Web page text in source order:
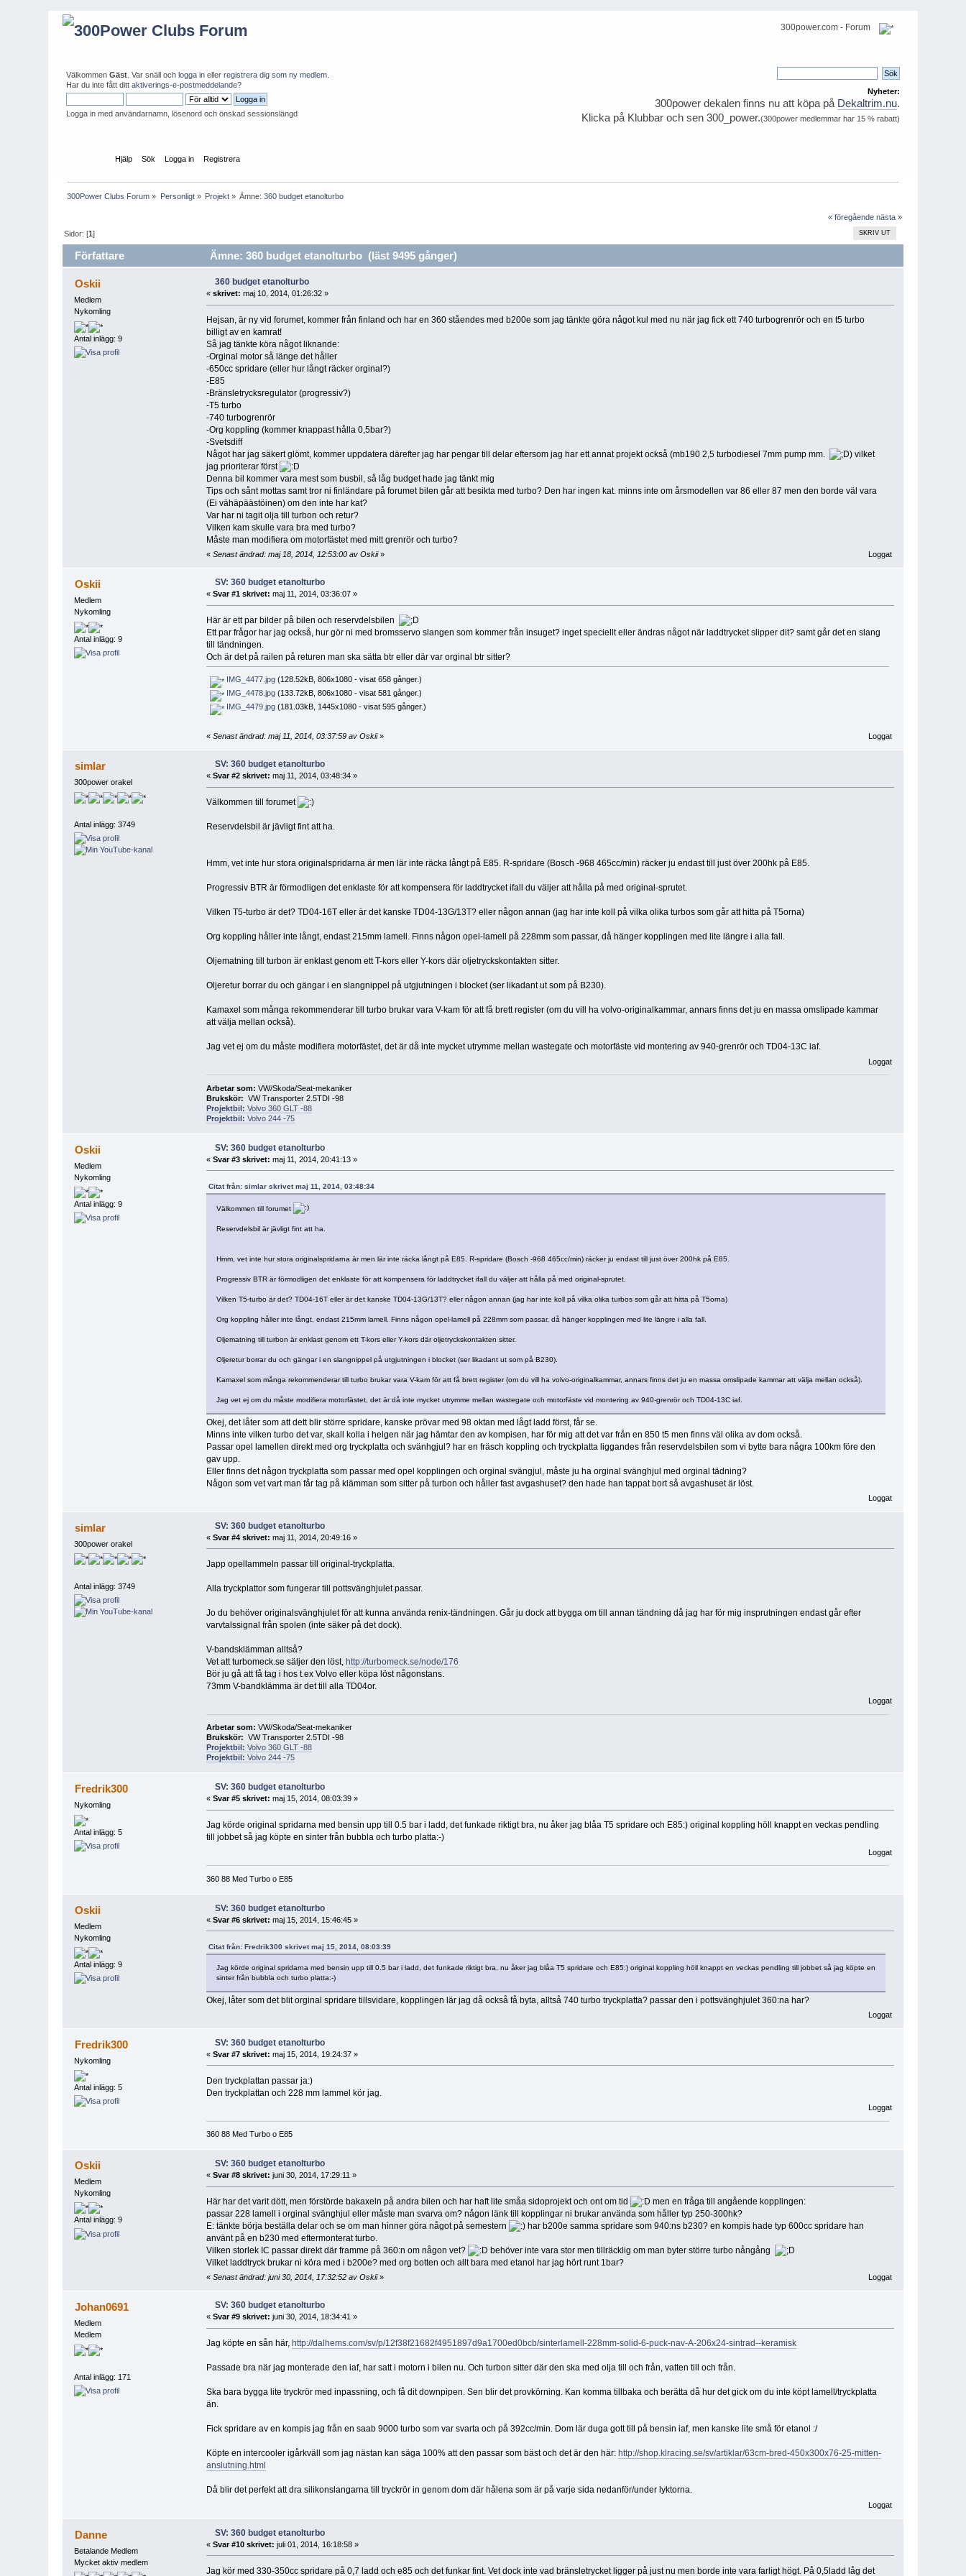
300power.com - Forum
VälkommenGäst . Var snäll ochlogga in ellerregistrera dig som ny medlem
Har du inte fått dittaktiverings-e-postmeddelande?
Logga in med användarnamn, lösenord och önskad sessionslängd
Nyheter:
300power dekalen finns nu att köpa på Dekaltrim.nu.
Klicka på Klubbar och sen 300_power.(300power medlemmar har 15 % rabatt)
Hjälp Sök Logga in Registrera
300Power Clubs Forum » Personligt» Projekt » Ämne:360 budget etanolturbo
« föregående nästa »
SKRIV UT
Sidor: [1]
Författare Ämne: 360 budget etanolturbo (läst 9495 gånger)
Oskii
Medlem
Nykomling
Antal inlägg: 9
360 budget etanolturbo
« skrivet: maj 10, 2014, 01:26:32 »
Hejsan, är ny vid forumet, kommer från finland och har en 360 ståendes med b200e som jag tänkte göra något kul med nu när jag fick ett 740 turbogrenrör och en t5 turbo
billigt av en kamrat!
Så jag tänkte köra något liknande:
-Orginal motor så länge det håller
-650cc spridare (eller hur långt räcker orginal?)
-E85
-Bränsletrycksregulator (progressiv?)
-T5 turbo
-740 turbogrenrör
-Org koppling (kommer knappast hålla 0,5bar?)
-Svetsdiff
Något har jag säkert glömt, kommer uppdatera därefter jag har pengar till delar eftersom jag har ett annat projekt också (mb190 2,5 turbodiesel 7mm pump mm.
) vilket
jag prioriterar först
Denna bil kommer vara mest som busbil, så låg budget hade jag tänkt mig
Tips och sånt mottas samt tror ni finländare på forumet bilen går att besikta med turbo? Den har ingen kat. minns inte om årsmodellen var 86 eller 87 men den borde väl vara
(Ei vähäpäästöinen) om den inte har kat?
Var har ni tagit olja till turbon och retur?
Vilken kam skulle vara bra med turbo?
Måste man modifiera om motorfästet med mitt grenrör och turbo?
« Senast ändrad: maj 18, 2014, 12:53:00 av Oskii» Loggat
Oskii
Medlem
Nykomling
Antal inlägg: 9
SV: 360 budget etanolturbo
« Svar #1 skrivet: maj 11, 2014, 03:36:07 »
Här är ett par bilder på bilen och reservdelsbilen
Ett par frågor har jag också, hur gör ni med bromsservo slangen som kommer från insuget? inget speciellt eller ändras något när laddtrycket slipper dit? samt går det en slang
till tändningen.
Och är det på railen på returen man ska sätta btr eller där var orginal btr sitter?
IMG_4477.jpg (128.52kB, 806x1080 - visat 658 gånger.)
IMG_4478.jpg (133.72kB, 806x1080 - visat 581 gånger.)
IMG_4479.jpg (181.03kB, 1445x1080 - visat 595 gånger.)
« Senast ändrad: maj 11, 2014, 03:37:59 av Oskii» Loggat
simlar
300power orakel
Antal inlägg: 3749
SV: 360 budget etanolturbo
« Svar #2 skrivet: maj 11, 2014, 03:48:34 »
Välkommen till forumet
Reservdelsbil är jävligt fint att ha.
Hmm, vet inte hur stora originalspridarna är men lär inte räcka långt på E85. R-spridare (Bosch -968 465cc/min) räcker ju endast till just över 200hk på E85.
Progressiv BTR är förmodligen det enklaste för att kompensera för laddtrycket ifall du väljer att hålla på med original-sprutet.
Vilken T5-turbo är det? TD04-16T eller är det kanske TD04-13G/13T? eller någon annan (jag har inte koll på vilka olika turbos som går att hitta på T5orna)
Org koppling håller inte långt, endast 215mm lamell. Finns någon opel-lamell på 228mm som passar, då hänger kopplingen med lite längre i alla fall.
Oljematning till turbon är enklast genom ett T-kors eller Y-kors där oljetryckskontakten sitter.
Oljeretur borrar du och gängar i en slangnippel på utgjutningen i blocket (ser likadant ut som på B230).
Kamaxel som många rekommenderar till turbo brukar vara V-kam för att få brett register (om du vill ha volvo-originalkammar, annars finns det ju en massa omslipade kammar
att välja mellan också).
Jag vet ej om du måste modifiera motorfästet, det är då inte mycket utrymme mellan wastegate och motorfäste vid montering av 940-grenrör och TD04-13C iaf.
Loggat
Arbetar som: VW/Skoda/Seat-mekaniker
Brukskör: VW Transporter 2.5TDI -98
Projektbil: Volvo 360 GLT -88
Projektbil: Volvo 244 -75
Oskii
Medlem
Nykomling
Antal inlägg: 9
SV: 360 budget etanolturbo
« Svar #3 skrivet: maj 11, 2014, 20:41:13 »
Citat från: simlar skrivet maj 11, 2014, 03:48:34
Välkommen till forumet
Reservdelsbil är jävligt fint att ha.
Hmm, vet inte hur stora originalspridarna är men lär inte räcka långt på E85. R-spridare (Bosch -968 465cc/min) räcker ju endast till just över 200hk på E85.
Progressiv BTR är förmodligen det enklaste för att kompensera för laddtrycket ifall du väljer att hålla på med original-sprutet.
Vilken T5-turbo är det? TD04-16T eller är det kanske TD04-13G/13T? eller någon annan (jag har inte koll på vilka olika turbos som går att hitta på T5orna)
Org koppling håller inte långt, endast 215mm lamell. Finns någon opel-lamell på 228mm som passar, då hänger kopplingen med lite längre i alla fall.
Oljematning till turbon är enklast genom ett T-kors eller Y-kors där oljetryckskontakten sitter.
Oljeretur borrar du och gängar i en slangnippel på utgjutningen i blocket (ser likadant ut som på B230).
Kamaxel som många rekommenderar till turbo brukar vara V-kam för att få brett register (om du vill ha volvo-originalkammar, annars finns det ju en massa omslipade kammar att välja mellan också).
Jag vet ej om du måste modifiera motorfästet, det är då inte mycket utrymme mellan wastegate och motorfäste vid montering av 940-grenrör och TD04-13C iaf.
Okej, det låter som att dett blir större spridare, kanske prövar med 98 oktan med lågt ladd först, får se.
Minns inte vilken turbo det var, skall kolla i helgen när jag hämtar den av kompisen, har för mig att det var från en 850 t5 men finns väl olika av dom också.
Passar opel lamellen direkt med org tryckplatta och svänhgjul? har en fräsch koppling och tryckplatta liggandes från reservdelsbilen som vi bytte bara några 100km före den
gav upp.
Eller finns det någon tryckplatta som passar med opel kopplingen och orginal svängjul, måste ju ha orginal svänghjul med orginal tädning?
Någon som vet vart man får tag på klämman som sitter på turbon och håller fast avgashuset? den hade han tappat bort så avgashuset är löst.
Loggat
simlar
300power orakel
Antal inlägg: 3749
SV: 360 budget etanolturbo
« Svar #4 skrivet: maj 11, 2014, 20:49:16 »
Japp opellammeln passar till original-tryckplatta.
Alla tryckplattor som fungerar till pottsvänghjulet passar.
Jo du behöver originalsvänghjulet för att kunna använda renix-tändningen. Går ju dock att bygga om till annan tändning då jag har för mig insprutningen endast går efter
varvtalssignal från spolen (inte säker på det dock).
V-bandsklämman alltså?
Vet att turbomeck.se säljer den löst, http://turbomeck.se/node/176
Bör ju gå att få tag i hos t.ex Volvo eller köpa löst någonstans.
73mm V-bandklämma är det till alla TD04or.
Loggat
Arbetar som: VW/Skoda/Seat-mekaniker
Brukskör: VW Transporter 2.5TDI -98
Projektbil: Volvo 360 GLT -88
Projektbil: Volvo 244 -75
Fredrik300
Nykomling
Antal inlägg: 5
SV: 360 budget etanolturbo
« Svar #5 skrivet: maj 15, 2014, 08:03:39 »
Jag körde original spridarna med bensin upp till 0.5 bar i ladd, det funkade riktigt bra, nu åker jag blåa T5 spridare och E85:) original koppling höll knappt en veckas pendling
till jobbet så jag köpte en sinter från bubbla och turbo platta:-)
Loggat
360 88 Med Turbo o E85
Oskii
Medlem
Nykomling
Antal inlägg: 9
SV: 360 budget etanolturbo
« Svar #6 skrivet: maj 15, 2014, 15:46:45 »
Citat från: Fredrik300 skrivet maj 15, 2014, 08:03:39
Jag körde original spridarna med bensin upp till 0.5 bar i ladd, det funkade riktigt bra, nu åker jag blåa T5 spridare och E85:) original koppling höll knappt en veckas pendling till jobbet så jag köpte en
sinter från bubbla och turbo platta:-)
Okej, låter som det blit orginal spridare tillsvidare, kopplingen lär jag då också få byta, alltså 740 turbo tryckplatta? passar den i pottsvänghjulet 360:na har?
Loggat
Fredrik300
Nykomling
Antal inlägg: 5
SV: 360 budget etanolturbo
« Svar #7 skrivet: maj 15, 2014, 19:24:37 »
Den tryckplattan passar ja:)
Den tryckplattan och 228 mm lammel kör jag.
Loggat
360 88 Med Turbo o E85
Oskii
Medlem
Nykomling
Antal inlägg: 9
SV: 360 budget etanolturbo
« Svar #8 skrivet: juni 30, 2014, 17:29:11 »
Här har det varit dött, men förstörde bakaxeln på andra bilen och har haft lite småa sidoprojekt och ont om tid
men en fråga till angående kopplingen:
passar 228 lamell i orginal svänghjul eller måste man svarva om? någon länk till kopplingar ni brukar använda som håller typ 250-300hk?
E: tänkte börja beställa delar och se om man hinner göra något på semestern
har b200e samma spridare som 940:ns b230? en kompis hade typ 600cc spridare han
använt på en b230 med eftermonterat turbo.
Vilken storlek IC passar direkt där framme på 360:n om någon vet?
behöver inte vara stor men tillräcklig om man byter större turbo nångång
Vilket laddtryck brukar ni köra med i b200e? med org botten och allt bara med etanol har jag hört runt 1bar?
« Senast ändrad: juni 30, 2014, 17:32:52 av Oskii» Loggat
Johan0691
Medlem
Medlem
Antal inlägg: 171
SV: 360 budget etanolturbo
« Svar #9 skrivet: juni 30, 2014, 18:34:41 »
Jag köpte en sån här, http://dalhems.com/sv/p/12f38f21682f4951897d9a1700ed0bcb/sinterlamell-228mm-solid-6-puck-nav-A-206x24-sintrad--keramisk
Passade bra när jag monterade den iaf, har satt i motorn i bilen nu. Och turbon sitter där den ska med olja till och från, vatten till och från.
Ska bara bygga lite tryckrör med inpassning, och få dit downpipen. Sen blir det provkörning. Kan komma tillbaka och berätta då hur det gick om du inte köpt lamell/tryckplatta
än.
Fick spridare av en kompis jag från en saab 9000 turbo som var svarta och på 392cc/min. Dom lär duga gott till på bensin iaf, men kanske lite små för etanol :/
Köpte en intercooler igårkväll som jag nästan kan säga 100% att den passar som bäst och det är den här: http://shop.klracing.se/sv/artiklar/63cm-bred-450x300x76-25-mitten-
anslutning.html
Då blir det perfekt att dra silikonslangarna till tryckrör in genom dom där hålena som är på varje sida nedanför/under lyktorna.
Loggat
Danne
Betalande Medlem
Mycket aktiv medlem
SV: 360 budget etanolturbo
« Svar #10 skrivet: juli 01, 2014, 16:18:58 »
Jag kör med 330-350cc spridare på 0,7 ladd och e85 och det funkar fint. Vet dock inte vad bränsletrycket ligger på just nu men borde inte vara farligt högt. På 0,5ladd låg det